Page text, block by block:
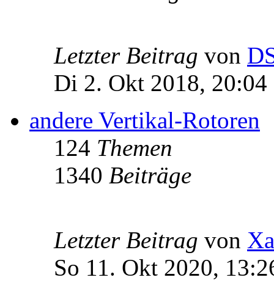
Letzter Beitrag von
Di 2. Okt 2018, 20:04
andere Vertikal-Rotoren
124 Themen
1340 Beiträge
Letzter Beitrag von
So 11. Okt 2020,